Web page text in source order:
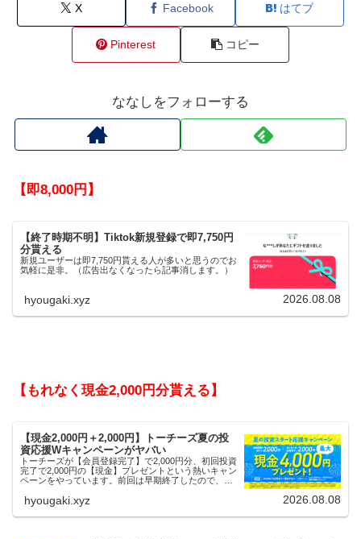
X Facebook はてブ
Pinterest コピー
ななしをフォローする
【即8,000円】
【終了時期不明】Tiktok新規登録で即7,750円
分貰える
新規ユーザーは即7,750円貰える人が多いと思うのでお
気軽に是非。（広告出なくなったら記事消します。）
hyougaki.xyz 2026.08.08
【もれなく現金2,000円分貰える】
【現金2,000円＋2,000円】トーチーズ夏の投
資応援Wキャンペーンがヤバい
トーチーズが【会員登録完了】で2,000円分、初回投資
完了で2,000円の【現金】プレゼントという熱いキャン
ペーンをやっています。前回は早期終了したので、使
hyougaki.xyz 2026.08.08